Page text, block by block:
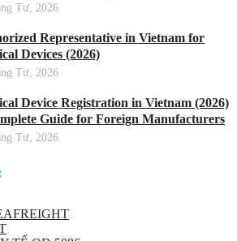
Tư, 2026
Representative in Vietnam for
Devices (2026)
Tư, 2026
Device Registration in Vietnam (2026)
Guide for Foreign Manufacturers
Tư, 2026